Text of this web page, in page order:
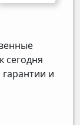
сегодня
и